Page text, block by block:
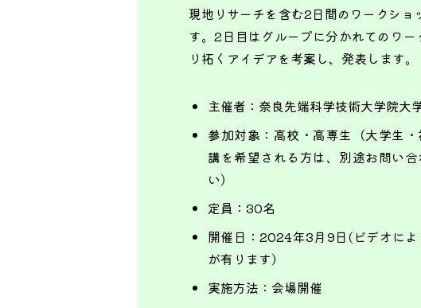
現地リサーチを含む2日間のワークシ
す。2日目はグループに分かれてのワ
り拓くアイデアを考案し、発表します。
主催者： 奈良先端科学技術大学院大
参加対象： 高校・高専生（大学生
講を希望される方は、別途お問い合
い）
定員： 30名
開催日：2024年3月9日(ビデオによ
が有ります）
実施方法： 会場開催